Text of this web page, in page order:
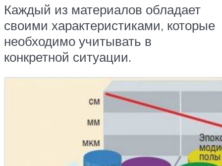
Каждый из материалов обладает
своими характеристиками, которые
необходимо учитывать в
конкретной ситуации.